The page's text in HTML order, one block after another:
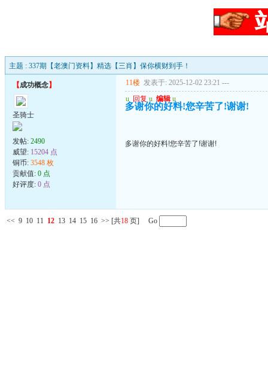
主题 : 337期【老澳门资料】精选【三肖】保你横财到手！
【成功概念】
圣骑士
发帖: 2490
威望: 15204 点
铜币: 3548 枚
贡献值: 0 点
好评度: 0 点
11楼 发表于: 2025-12-02 23:21 ---
u 回复 u 编辑 u
多谢你的好料!您辛苦了!谢谢!
多谢你的好料!您辛苦了!谢谢!
<< 9 10 11 12 13 14 15 16 >> [共18 页] Go